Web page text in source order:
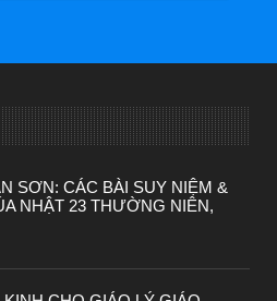
SƠN: CÁC BÀI SUY NIỆM &
NHẬT 23 THƯỜNG NIÊN,